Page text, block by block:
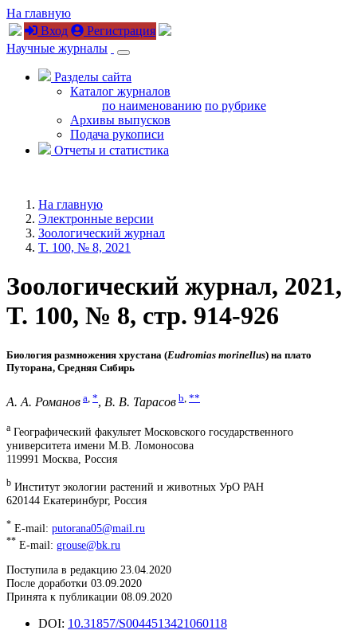
На главную
Вход
Регистрация
Научные журналы
Разделы сайта
Каталог журналов
по наименованию по рубрике
Архивы выпусков
Подача рукописи
Отчеты и статистика
На главную
Электронные версии
Зоологический журнал
T. 100, № 8, 2021
Зоологический журнал, 2021,
T. 100, № 8, стр. 914-926
Биология размножения хрустана (Eudromias morinellus) на плато
Путорана, Средняя Сибирь
А. А. Романов a *, В. В. Тарасов b **
a Географический факультет Московского государственного
университета имени М.В. Ломоносова
119991 Москва, Россия
b Институт экологии растений и животных УрО РАН
620144 Екатеринбург, Россия
* E-mail: putorana05@mail.ru
** E-mail: grouse@bk.ru
Поступила в редакцию 23.04.2020
После доработки 03.09.2020
Принята к публикации 08.09.2020
DOI: 10.31857/S0044513421060118